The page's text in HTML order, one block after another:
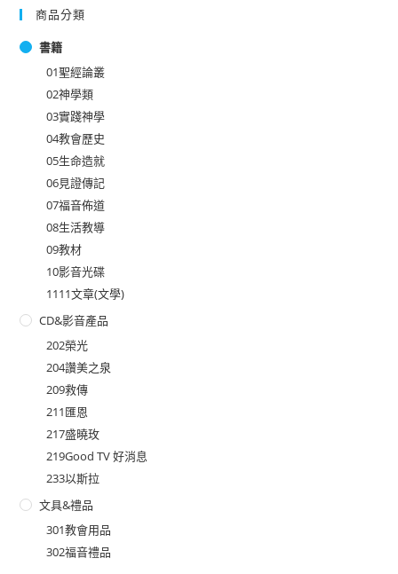
商品分類
書籍
01聖經論叢
02神學類
03實踐神學
04教會歷史
05生命造就
06見證傳記
07福音佈道
08生活教導
09教材
10影音光碟
1111文章(文學)
CD&影音產品
202榮光
204讚美之泉
209救傳
211匯恩
217盛曉玫
219Good TV 好消息
233以斯拉
文具&禮品
301教會用品
302福音禮品